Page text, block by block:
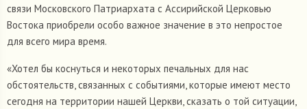
связи Московского Патриархата с Ассирийской Церковью
Востока приобрели особо важное значение в это непростое
для всего мира время.
«Хотел бы коснуться и некоторых печальных для нас
обстоятельств, связанных с событиями, которые имеют место
сегодня на территории нашей Церкви, сказать о той ситуации,